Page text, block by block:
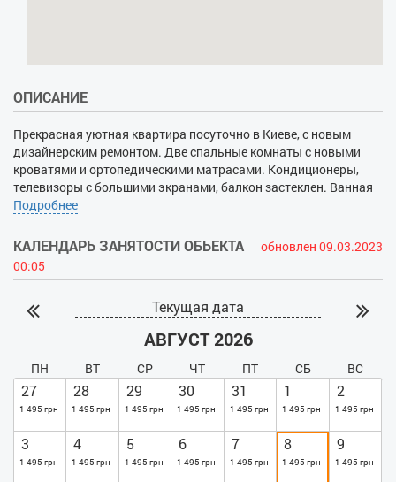
ОПИСАНИЕ
Прекрасная уютная квартира посуточно в Киеве, с новым
дизайнерским ремонтом. Две спальные комнаты с новыми
кроватями и ортопедическими матрасами. Кондиционеры,
телевизоры с большими экранами, балкон застеклен. Ванная
комната с удобной ванной и новой сантехникой. В квартире
локация. В пешей доступности исторические памятники
Софийский собор и Золотые ворота, Пейзажная аллея. Рядом
магазины кафе и рестораны. До метро Золотые ворота 5
Подробнее
КАЛЕНДАРЬ ЗАНЯТОСТИ ОБЬЕКТА
обновлен 09.03.2023
00:05
Текущая дата
АВГУСТ 2026
ПН ВТ СР ЧТ ПТ СБ ВС
27
1 495 грн
28
1 495 грн
29
1 495 грн
30
1 495 грн
31
1 495 грн
1
1 495 грн
2
1 495 грн
3
1 495 грн
4
1 495 грн
5
1 495 грн
6
1 495 грн
7
1 495 грн
8
1 495 грн
9
1 495 грн